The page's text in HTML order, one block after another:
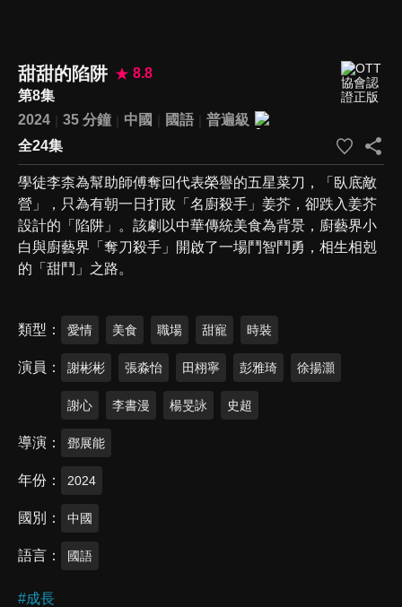
甜甜的陷阱
8.8
第8集
2024
35 分鐘 中國 國語
普遍級
全24集
學徒李柰為幫助師傅奪回代表榮譽的五星菜刀，「臥底敵
營」，只為有朝一日打敗「名廚殺手」姜芥，卻跌入姜芥
設計的「陷阱」。該劇以中華傳統美食為背景，廚藝界小
白與廚藝界「奪刀殺手」開啟了一場鬥智鬥勇，相生相剋
的「甜鬥」之路。
類型 愛情 美食 職場 甜寵 時裝
演員 謝彬彬 張淼怡 田栩寧 彭雅琦 徐揚灝
謝心 李書漫 楊旻詠 史超
導演 鄧展能
年份 2024
國別 中國
語言 國語
#成長